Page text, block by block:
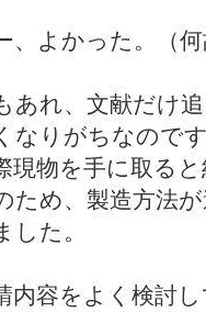
、よかった。（
あれ、文献だけ
なりがちなので
現物を手に取る
ため、製造方法
した。
内容をよく検討